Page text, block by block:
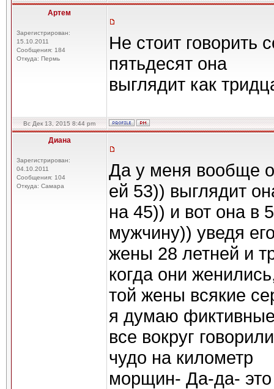
Артем
Зарегистрирован:
15.10.2011
Сообщения: 184
Откуда: Пермь
Не стоит говорить
пятьдесят она
выглядит как
Вс Дек 13, 2015 8:44 pm
Диана
Зарегистрирован:
04.10.2011
Сообщения: 104
Откуда: Самара
Да у меня вообще
ей 53)) выглядит
на 45)) и вот она в
мужчину)) уведя
жены 28 летней и
когда они
той жены всякие
я думаю
все вокруг
чудо на километр
морщин- Да-да-